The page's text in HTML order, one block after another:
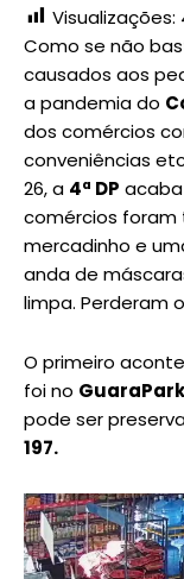
Visualizações:
Como se não
causados aos
a pandemia do
dos comércios
conveniências
26, a 4ª DP
comércios foram
mercadinho e
anda de
limpa. Perderam
O primeiro
foi no GuaraPark
pode ser
197.